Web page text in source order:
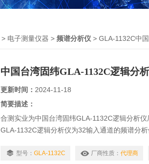
> 电子测量仪器 > 频谱分析仪 > GLA-1132C中国台湾
中国台湾固纬GLA-1132C逻辑分
更新时间： 2024-11-18
简要描述：
合测实业为中国台湾固纬GLA-1132C逻辑分析仪
GLA-1132C逻辑分析仪为32输入通道的频谱分
件延迟。
型号： GLA-1132C 厂商性质： 代理商